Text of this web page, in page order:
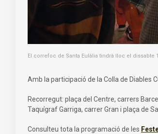
El correfoc de Santa Eulàlia tindrà lloc el dissabte
Amb la participació de la Colla de Diables
Recorregut: plaça del Centre, carrers
Taquígraf Garriga, carrer Gran i plaça de
Consulteu tota la programació de les